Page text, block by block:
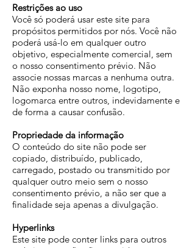
Restrições ao uso
Você só poderá usar este site para
propósitos permitidos por nós. Você não
poderá usá-lo em qualquer outro
objetivo, especialmente comercial, sem
o nosso consentimento prévio. Não
associe nossas marcas a nenhuma outra.
Não exponha nosso nome, logotipo,
logomarca entre outros, indevidamente e
de forma a causar confusão.
Propriedade da informação
O conteúdo do site não pode ser
copiado, distribuído, publicado,
carregado, postado ou transmitido por
qualquer outro meio sem o nosso
consentimento prévio, a não ser que a
finalidade seja apenas a divulgação.
Hyperlinks
Este site pode conter links para outros